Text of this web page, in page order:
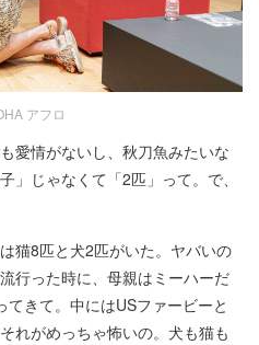
アフロ
愛情がないし、秋刀魚みたいな
」じゃなくて「2匹」って。で、
猫8匹と犬2匹がいた。ヤバいの
行った時に、母親はミーハーだ
きて。中にはUSファービーと
れがめっちゃ怖いの。犬も猫も